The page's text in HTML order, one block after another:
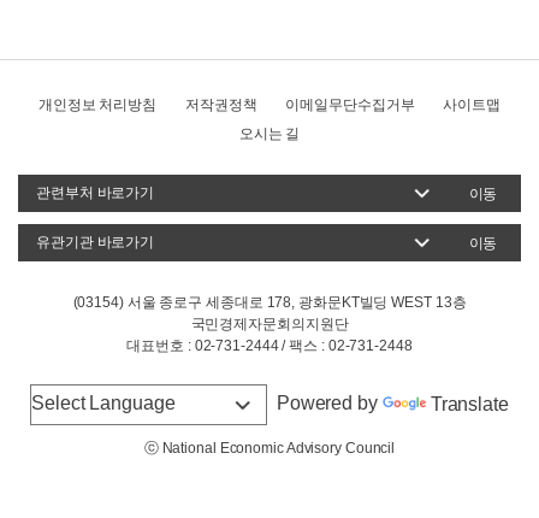
개인정보 처리방침 저작권정책 이메일무단수집거부
사이트맵
오시는 길
이동
이동
(03154) 서울 종로구 세종대로 178, 광화문KT빌딩 WEST 13층
국민경제자문회의지원단
대표번호 : 02-731-2444 / 팩스 : 02-731-2448
Powered by Translate
ⓒ National Economic Advisory Council